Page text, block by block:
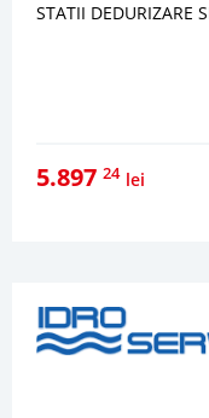
STATII DEDURIZARE
5.897 24 lei